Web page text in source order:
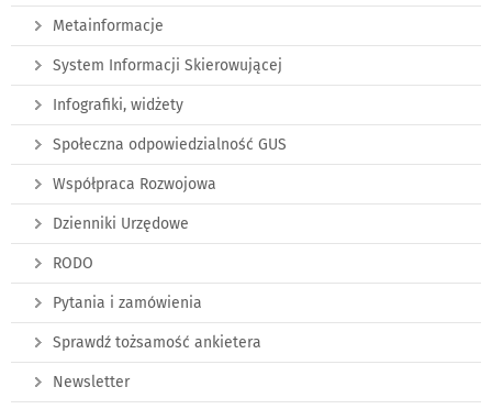
Metainformacje
System Informacji Skierowującej
Infografiki, widżety
Społeczna odpowiedzialność GUS
Współpraca Rozwojowa
Dzienniki Urzędowe
RODO
Pytania i zamówienia
Sprawdź tożsamość ankietera
Newsletter